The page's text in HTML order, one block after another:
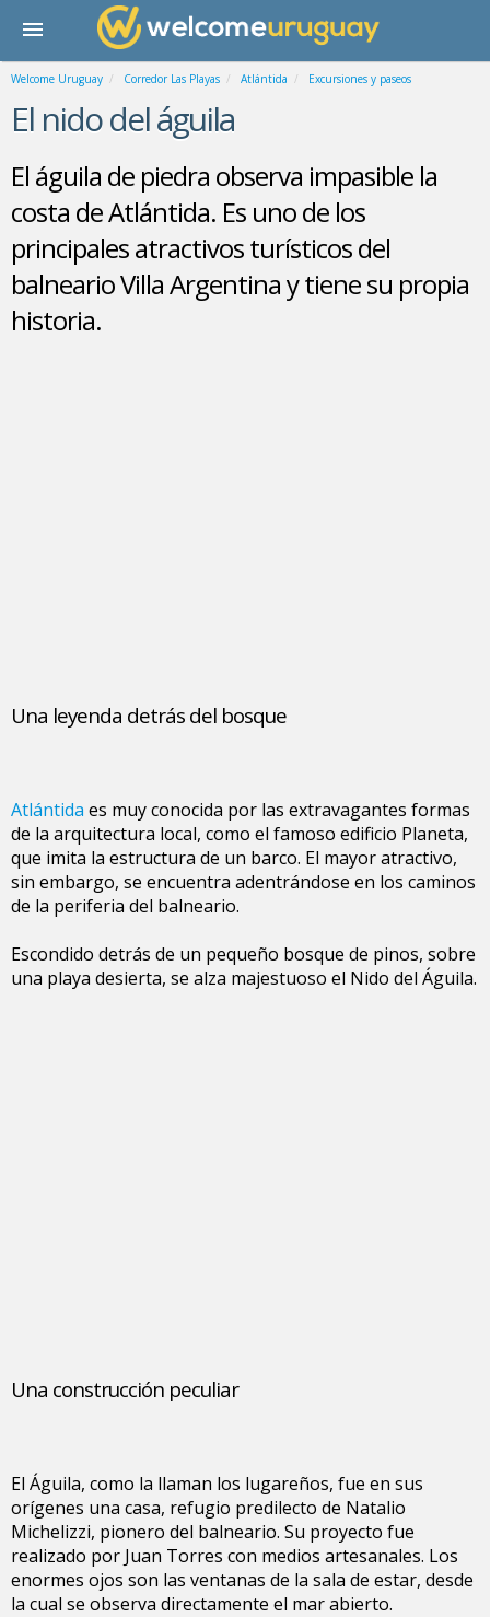
Welcome Uruguay Corredor Las Playas Atlántida Excursiones y paseos
El nido del águila
El águila de piedra observa impasible la
costa de Atlántida. Es uno de los
principales atractivos turísticos del
balneario Villa Argentina y tiene su propia
historia.
Una leyenda detrás del bosque
Atlántida es muy conocida por las extravagantes formas
de la arquitectura local, como el famoso edificio Planeta,
que imita la estructura de un barco. El mayor atractivo,
sin embargo, se encuentra adentrándose en los caminos
de la periferia del balneario.
Escondido detrás de un pequeño bosque de pinos, sobre
una playa desierta, se alza majestuoso el Nido del Águila.
Una construcción peculiar
El Águila, como la llaman los lugareños, fue en sus
orígenes una casa, refugio predilecto de Natalio
Michelizzi, pionero del balneario. Su proyecto fue
realizado por Juan Torres con medios artesanales. Los
enormes ojos son las ventanas de la sala de estar, desde
la cual se observa directamente el mar abierto.